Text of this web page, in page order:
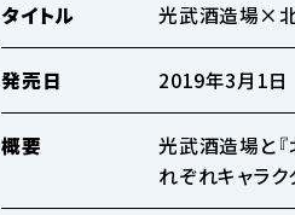
タイトル 光武酒造場×
発売日 2019年3月1日
概要
光武酒造場と『
れぞれキャラク